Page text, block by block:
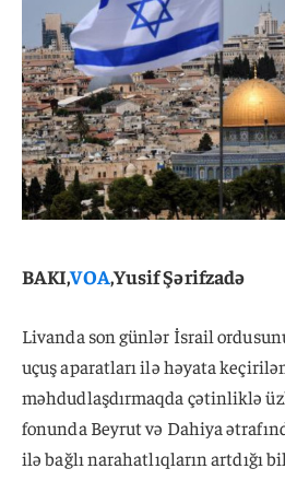
BAKI,VOA,Yusif Şərifzadə
Livanda son günlər İsrail
uçuş aparatları ilə həyata
məhdudlaşdırmaqda çətinliklə
fonunda Beyrut və Dahiya
ilə bağlı narahatlıqların artdığı